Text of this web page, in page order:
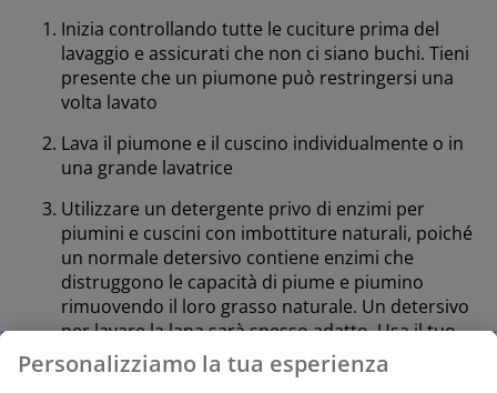
Inizia controllando tutte le cuciture prima del
lavaggio e assicurati che non ci siano buchi. Tieni
presente che un piumone può restringersi una
volta lavato
Lava il piumone e il cuscino individualmente o in
una grande lavatrice
Utilizzare un detergente privo di enzimi per
piumini e cuscini con imbottiture naturali, poiché
un normale detersivo contiene enzimi che
distruggono le capacità di piume e piumino
rimuovendo il loro grasso naturale. Un detersivo
per lavare la lana sarà spesso adatto. Usa il tuo
normale detersivo per piumini con imbottitura
sintetica
Personalizziamo la tua esperienza